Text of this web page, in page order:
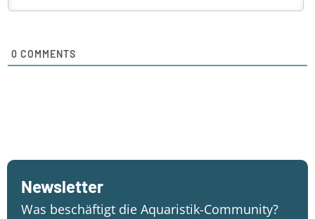
0 COMMENTS
Newsletter
Was beschäftigt die Aquaristik-Community?